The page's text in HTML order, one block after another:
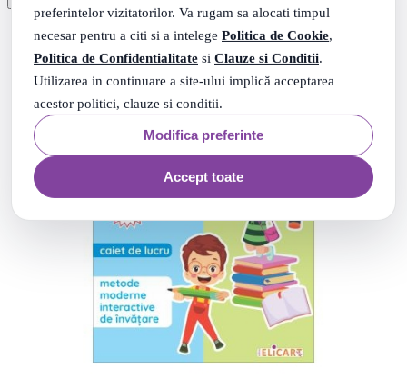
preferintelor vizitatorilor. Va rugam sa alocati timpul
necesar pentru a citi si a intelege Politica de Cookie,
Politica de Confidentialitate si Clauze si Conditii.
Utilizarea in continuare a site-ului implică acceptarea
acestor politici, clauze si conditii.
Modifica preferinte
Accept toate